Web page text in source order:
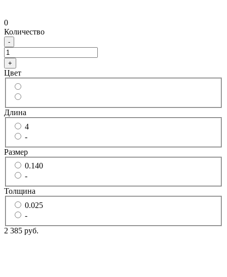
0
Количество
-
+
Цвет
Длина
4
-
Размер
0.140
-
Толщина
0.025
-
2 385 руб.